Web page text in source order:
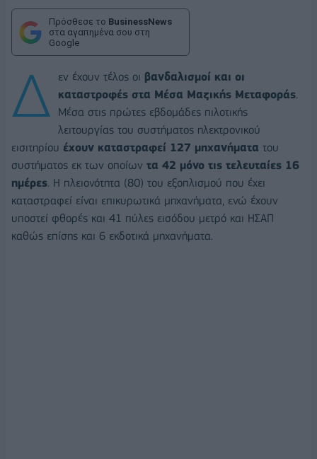
Πρόσθεσε το BusinessNews
στα αγαπημένα σου στη
Google
Δ εν έχουν τέλος οι βανδαλισμοί και οι
καταστροφές στα Μέσα Μαζικής Μεταφοράς.
Μέσα στις πρώτες εβδομάδες πιλοτικής
λειτουργίας του συστήματος ηλεκτρονικού
εισιτηρίου έχουν καταστραφεί 127 μηχανήματα του
συστήματος εκ των οποίων τα 42 μόνο τις τελευταίες 16
ημέρες. Η πλειονότητα (80) του εξοπλισμού που έχει
καταστραφεί είναι επικυρωτικά μηχανήματα, ενώ έχουν
υποστεί φθορές και 41 πύλες εισόδου μετρό και ΗΣΑΠ
καθώς επίσης και 6 εκδοτικά μηχανήματα.